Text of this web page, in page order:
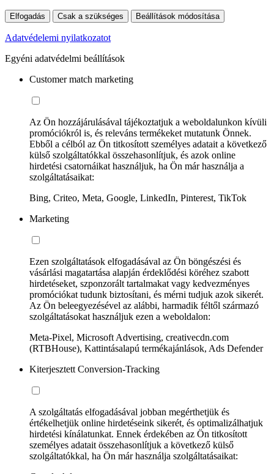
Elfogadás Csak a szükséges Beállítások módosítása
Adatvédelemi nyilatkozatot
Egyéni adatvédelmi beállítások
Customer match marketing
Az Ön hozzájárulásával tájékoztatjuk a weboldalunkon kívüli
promóciókról is, és releváns termékeket mutatunk Önnek.
Ebből a célból az Ön titkosított személyes adatait a következő
külső szolgáltatókkal összehasonlítjuk, és azok online
hirdetési csatornáikat használjuk, ha Ön már használja a
szolgáltatásaikat:
Bing, Criteo, Meta, Google, LinkedIn, Pinterest, TikTok
Marketing
Ezen szolgáltatások elfogadásával az Ön böngészési és
vásárlási magatartása alapján érdeklődési köréhez szabott
hirdetéseket, szponzorált tartalmakat vagy kedvezményes
promóciókat tudunk biztosítani, és mérni tudjuk azok sikerét.
Az Ön beleegyezésével az alábbi, harmadik féltől származó
szolgáltatásokat használjuk ezen a weboldalon:
Meta-Pixel, Microsoft Advertising, creativecdn.com
(RTBHouse), Kattintásalapú termékajánlások, Ads Defender
Kiterjesztett Conversion-Tracking
A szolgáltatás elfogadásával jobban megérthetjük és
értékelhetjük online hirdetéseink sikerét, és optimalizálhatjuk
hirdetési kínálatunkat. Ennek érdekében az Ön titkosított
személyes adatait összehasonlítjuk a következő külső
szolgáltatókkal, ha Ön már használja szolgáltatásaikat: